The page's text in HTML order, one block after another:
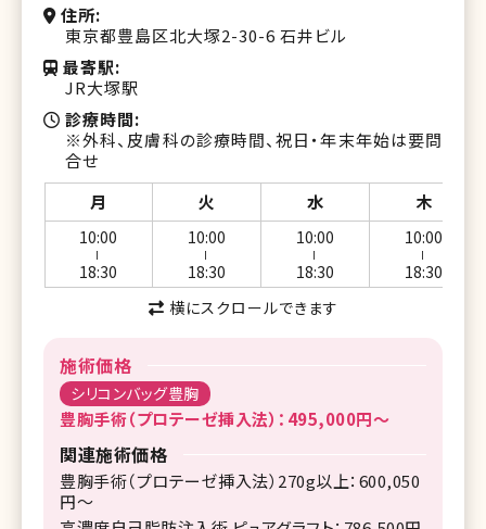
住所
東京都豊島区北大塚2-30-6 石井ビル
最寄駅
JR大塚駅
診療時間
※外科、皮膚科の診療時間、祝日・年末年始は要問
合せ
月
火 水 木
10:00
18:30
10:00
18:30
10:00
18:30
10:00
18:30
横にスクロールできます
施術価格
シリコンバッグ豊胸
豊胸手術（プロテーゼ挿入法）：495,000円～
関連施術価格
豊胸手術（プロテーゼ挿入法）270g以上：600,050
円～